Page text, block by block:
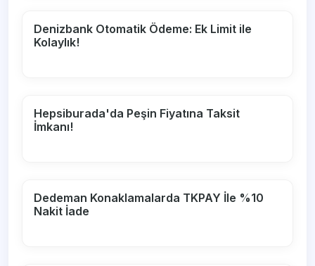
Denizbank Otomatik Ödeme: Ek Limit ile
Kolaylık!
Hepsiburada'da Peşin Fiyatına Taksit
İmkanı!
Dedeman Konaklamalarda TKPAY İle %10
Nakit İade